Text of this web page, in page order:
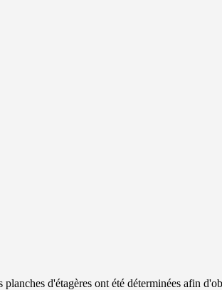
planches d'étagères ont été déterminées afin